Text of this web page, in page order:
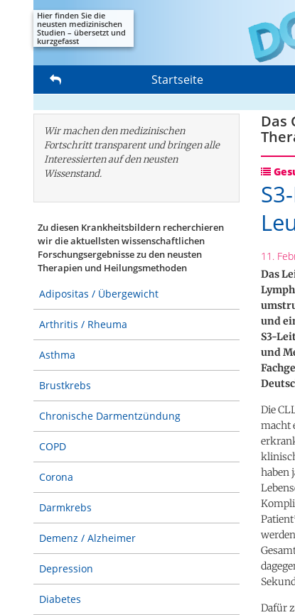
Hier finden Sie die
neusten medizinischen
Studien – übersetzt und
kurzgefasst
Startseite
Wir machen den medizinischen
Fortschritt transparent und bringen alle
Interessierten auf den neusten
Wissenstand.
Zu diesen Krankheitsbildern recherchieren
wir die aktuellsten wissenschaftlichen
Forschungs­ergebnisse zu den neusten
Therapien und Heilungsmethoden
Adipositas / Übergewicht
Arthritis / Rheuma
Asthma
Brustkrebs
Chronische Darmentzündung
COPD
Corona
Darmkrebs
Demenz / Alzheimer
Depression
Diabetes
Das
11.
Das
und
S3-
und
Die
macht
haben
Dafür